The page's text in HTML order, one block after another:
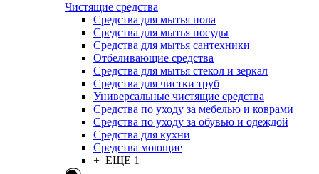
Чистящие средства
Средства для мытья пола
Средства для мытья посуды
Средства для мытья сантехники
Отбеливающие средства
Средства для мытья стекол и зеркал
Средства для чистки труб
Универсальные чистящие средства
Средства по уходу за мебелью и коврами
Средства по уходу за обувью и одеждой
Средства для кухни
Средства моющие
+ ЕЩЕ 1